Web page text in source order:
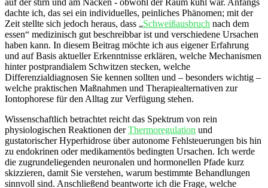
dachte ⁣ich, das sei ein individuelles, peinliches Phänomen; mit der
Zeit stellte ⁣sich jedoch heraus, dass „Schweißausbruch nach dem
essen“⁢ medizinisch gut beschreibbar⁤ ist und verschiedene ⁣Ursachen
haben kann. In ‍diesem Beitrag möchte ich aus eigener Erfahrung
und auf Basis aktueller ⁢Erkenntnisse erklären, welche Mechanismen‍
hinter postprandialem Schwitzen stecken, welche
Differenzialdiagnosen Sie kennen sollten ⁢und – besonders‍ wichtig –
welche praktischen Maßnahmen und ⁢Therapiealternativen zur⁤
Iontophorese ⁣für den ⁣Alltag zur Verfügung stehen.
Wissenschaftlich betrachtet ⁢reicht das Spektrum ⁣von rein
physiologischen Reaktionen derThermoregulation und
gustatorischer Hyperhidrose über⁣ autonome⁢ Fehlsteuerungen⁢ bis hin⁤
zu endokrinen oder medikamentös bedingten Ursachen. Ich ⁣werde
die zugrundeliegenden neuronalen und hormonellen Pfade kurz
skizzieren, damit Sie ​verstehen, warum bestimmte⁤ Behandlungen
sinnvoll sind. Anschließend⁣ beantworte ich ⁢die Frage, welche